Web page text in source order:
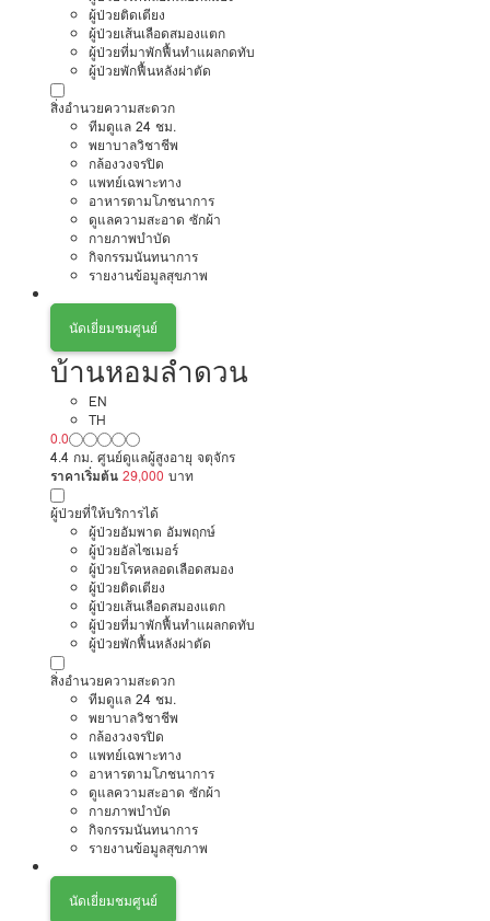
ผู้ป่วยติดเตียง
ผู้ป่วยเส้นเลือดสมองแตก
ผู้ป่วยที่มาพักฟื้นทำแผลกดทับ
ผู้ป่วยพักฟื้นหลังผ่าตัด
สิ่งอำนวยความสะดวก
ทีมดูแล 24 ชม.
พยาบาลวิชาชีพ
กล้องวงจรปิด
แพทย์เฉพาะทาง
อาหารตามโภชนาการ
ดูแลความสะอาด ซักผ้า
กายภาพบำบัด
กิจกรรมนันทนาการ
รายงานข้อมูลสุขภาพ
นัดเยี่ยมชมศูนย์
บ้านหอมลำดวน
EN
TH
0.0
4.4 กม. ศูนย์ดูแลผู้สูงอายุ จตุจักร
ราคาเริ่มต้น 29,000 บาท
ผู้ป่วยที่ให้บริการได้
ผู้ป่วยอัมพาต อัมพฤกษ์
ผู้ป่วยอัลไซเมอร์
ผู้ป่วยโรคหลอดเลือดสมอง
ผู้ป่วยติดเตียง
ผู้ป่วยเส้นเลือดสมองแตก
ผู้ป่วยที่มาพักฟื้นทำแผลกดทับ
ผู้ป่วยพักฟื้นหลังผ่าตัด
สิ่งอำนวยความสะดวก
ทีมดูแล 24 ชม.
พยาบาลวิชาชีพ
กล้องวงจรปิด
แพทย์เฉพาะทาง
อาหารตามโภชนาการ
ดูแลความสะอาด ซักผ้า
กายภาพบำบัด
กิจกรรมนันทนาการ
รายงานข้อมูลสุขภาพ
นัดเยี่ยมชมศูนย์